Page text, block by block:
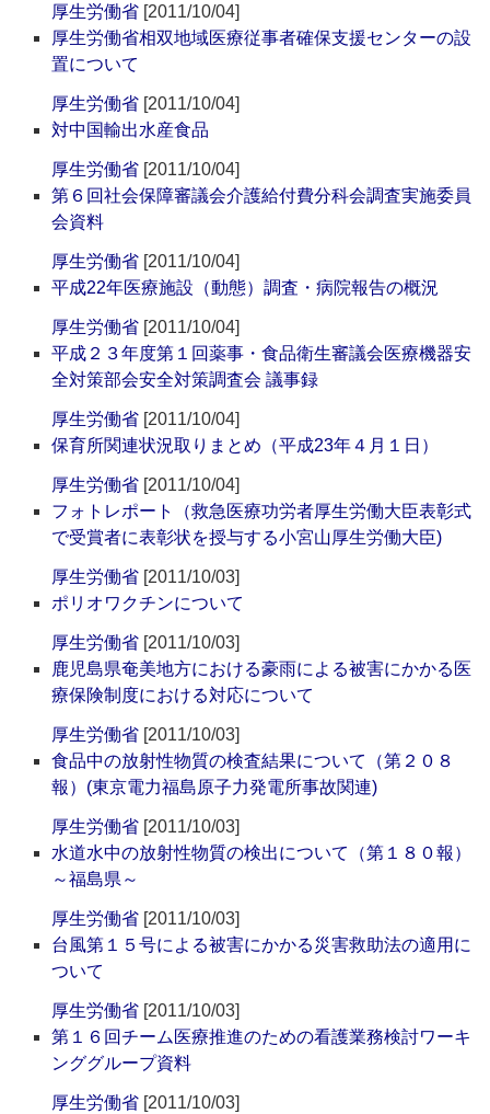
厚生労働省 [2011/10/04]
厚生労働省相双地域医療従事者確保支援センターの設
置について
厚生労働省 [2011/10/04]
対中国輸出水産食品
厚生労働省 [2011/10/04]
第６回社会保障審議会介護給付費分科会調査実施委員
会資料
厚生労働省 [2011/10/04]
平成22年医療施設（動態）調査・病院報告の概況
厚生労働省 [2011/10/04]
平成２３年度第１回薬事・食品衛生審議会医療機器安
全対策部会安全対策調査会 議事録
厚生労働省 [2011/10/04]
保育所関連状況取りまとめ（平成23年４月１日）
厚生労働省 [2011/10/04]
フォトレポート（救急医療功労者厚生労働大臣表彰式
で受賞者に表彰状を授与する小宮山厚生労働大臣)
厚生労働省 [2011/10/03]
ポリオワクチンについて
厚生労働省 [2011/10/03]
鹿児島県奄美地方における豪雨による被害にかかる医
療保険制度における対応について
厚生労働省 [2011/10/03]
食品中の放射性物質の検査結果について（第２０８
報）(東京電力福島原子力発電所事故関連)
厚生労働省 [2011/10/03]
水道水中の放射性物質の検出について（第１８０報）
～福島県～
厚生労働省 [2011/10/03]
台風第１５号による被害にかかる災害救助法の適用に
ついて
厚生労働省 [2011/10/03]
第１６回チーム医療推進のための看護業務検討ワーキ
ンググループ資料
厚生労働省 [2011/10/03]